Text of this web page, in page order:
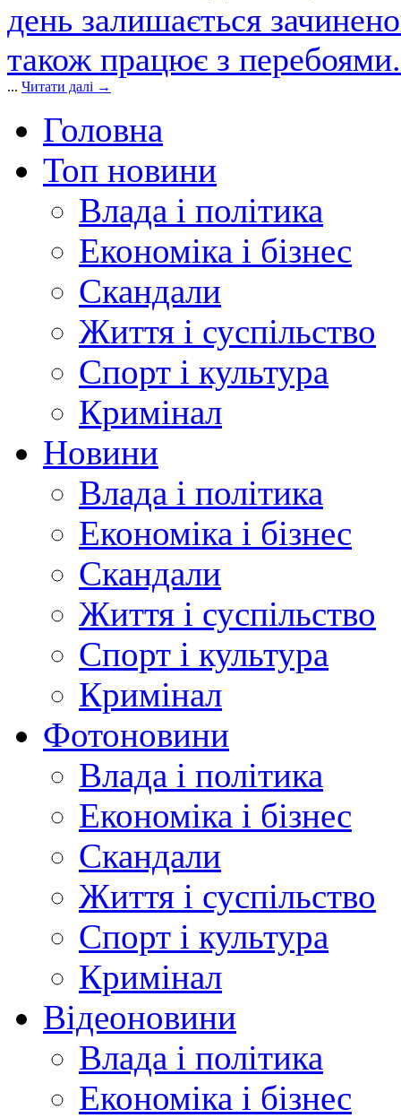
день залишається
також працює з
... Читати далі →
Головна
Топ новини
Влада і політика
Економіка і бізнес
Скандали
Життя і суспільство
Спорт і культура
Кримінал
Новини
Влада і політика
Економіка і бізнес
Скандали
Життя і суспільство
Спорт і культура
Кримінал
Фотоновини
Влада і політика
Економіка і бізнес
Скандали
Життя і суспільство
Спорт і культура
Кримінал
Відеоновини
Влада і політика
Економіка і бізнес